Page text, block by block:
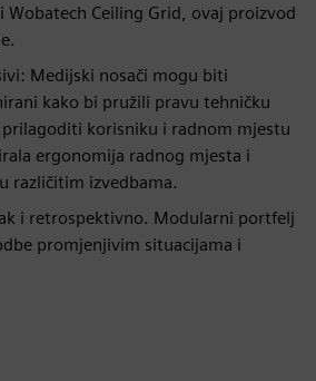
Ceiling Grid, ovaj proizvod
Medijski nosači mogu biti
kako bi pružili pravu tehničku
korisniku i radnom mjestu
ergonomija radnog mjesta i
različitim izvedbama.
i retrospektivno. Modularni portfelj
promjenjivim situacijama i